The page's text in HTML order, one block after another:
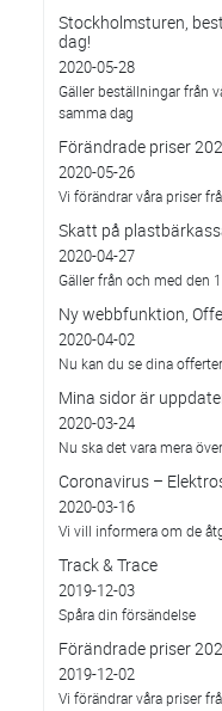
Stockholmsturen,
dag!
2020-05-28
Gäller beställningar från
samma dag
Förändrade priser
2020-05-26
Vi förändrar våra priser
Skatt på
2020-04-27
Gäller från och med den
Ny webbfunktion,
2020-04-02
Nu kan du se dina
Mina sidor är
2020-03-24
Nu ska det vara mera
Coronavirus –
2020-03-16
Vi vill informera om de
Track & Trace
2019-12-03
Spåra din försändelse
Förändrade priser
2019-12-02
Vi förändrar våra priser